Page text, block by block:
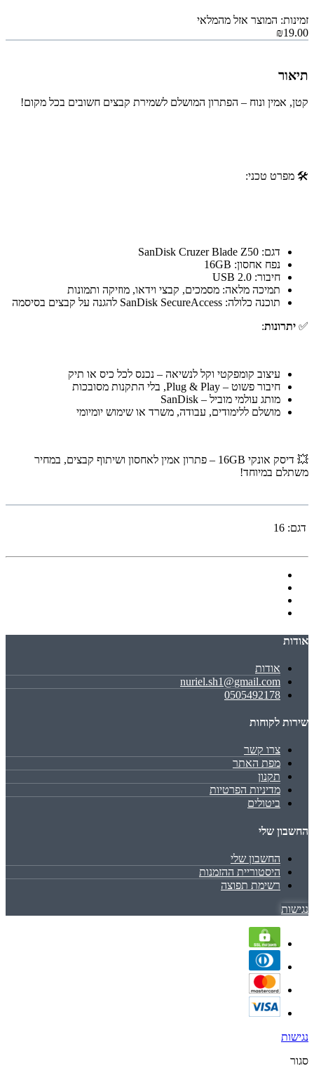
זמינות: המוצר אזל מהמלאי
₪19.00
תיאור
קטן, אמין ונוח – הפתרון המושלם לשמירת קבצים חשובים בכל מקום!
🛠 מפרט טכני:
דגם: SanDisk Cruzer Blade Z50
נפח אחסון: ‎16GB
חיבור: USB 2.0
תמיכה מלאה: מסמכים, קבצי וידאו, מוזיקה ותמונות
תוכנה כלולה: SanDisk SecureAccess להגנה על קבצים בסיסמה
✅ יתרונות:
עיצוב קומפקטי וקל לנשיאה – נכנס לכל כיס או תיק
חיבור פשוט – Plug & Play, בלי התקנות מסובכות
מותג עולמי מוביל – SanDisk
מושלם ללימודים, עבודה, משרד או שימוש יומיומי
💥 דיסק אונקי 16GB – פתרון אמין לאחסון ושיתוף קבצים, במחיר
משתלם במיוחד!
דגם: 16
אודות
אודות
nuriel.sh1@gmail.com
0505492178
שירות לקוחות
צרו קשר
מפת האתר
תקנון
מדיניות הפרטיות
ביטולים
החשבון שלי
החשבון שלי
היסטוריית ההזמנות
רשימת תפוצה
נגישות
נגישות
סגור